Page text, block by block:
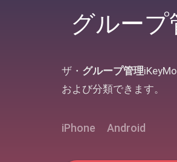
グループ
ザ・ グループ管理
および分類できます。
iPhone Android